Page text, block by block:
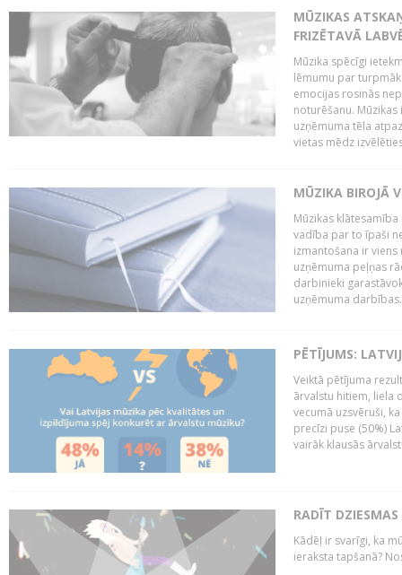
MŪZIKAS
FRIZĒTAVĀ
Mūzika spēcīgi
lēmumu par
emocijas rosinās
noturēšanu.
uzņēmuma tēla
vietas mēdz
MŪZIKA BIROJĀ
Mūzikas
vadība par to īpaši
izmantošana ir
uzņēmuma peļņas
darbinieki
uzņēmuma
PĒTĪJUMS:
Veiktā pētījuma
ārvalstu hitiem, liela
vecumā uzsvēruši,
precīzi puse (50%)
vairāk klausās
RADĪT
Kādēļ ir svarīgi, ka
ieraksta tapšanā?